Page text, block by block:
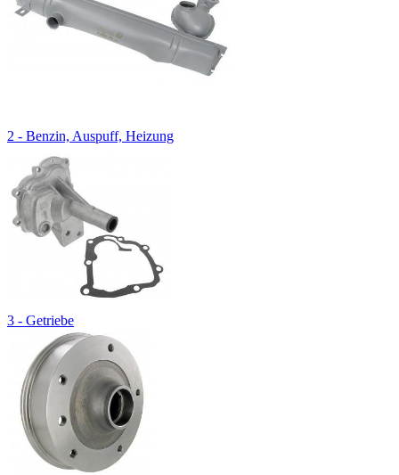
2 - Benzin, Auspuff, Heizung
3 - Getriebe